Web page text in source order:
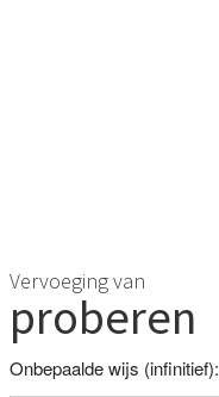
Vervoeging van
proberen
Onbepaalde wijs (infinitief):